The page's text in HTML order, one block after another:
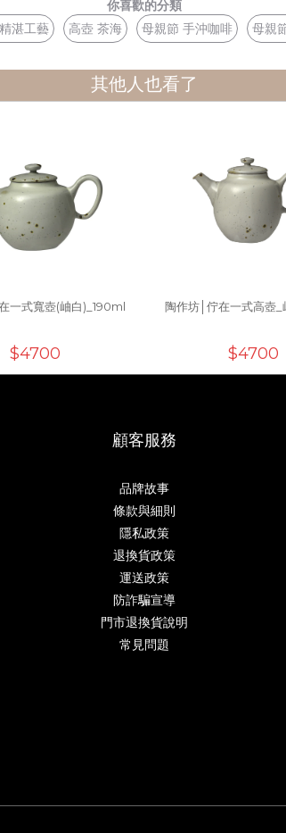
你喜歡的分類
湛工藝 高壺 茶海 母親節 手沖咖啡 母親
其他人也看了
一式寬壺(岫白)_190ml
$4700
陶作坊│佇在一式高壺_
$4700
顧客服務
品牌故事
條款與細則
隱私政策
退換貨政策
運送政策
防詐騙宣導
門市退換貨說明
常見問題